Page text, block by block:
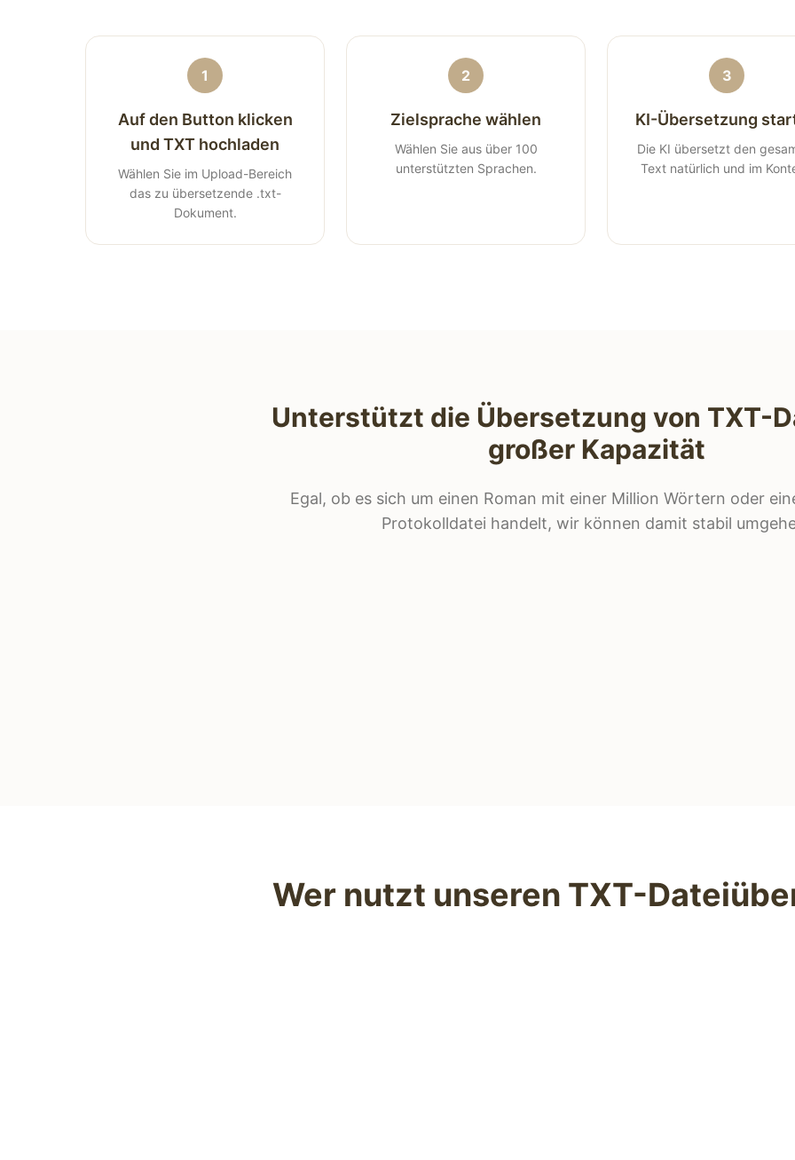
1
Auf den Button klicken
und TXT hochladen
Wählen Sie im Upload-Bereich
das zu übersetzende .txt-
Dokument.
2
Zielsprache wählen
Wählen Sie aus über 100
unterstützten Sprachen.
3
KI-Übersetzung
Die KI übersetzt den
Text natürlich und im
Unterstützt die Übersetzung von TXT-
großer Kapazität
Egal, ob es sich um einen Roman mit einer Million Wörtern oder
Protokolldatei handelt, wir können damit stabil
Wer nutzt unseren TXT-